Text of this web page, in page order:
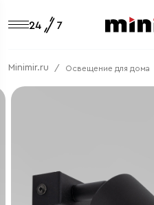
Minimir.ru Освещение для дома